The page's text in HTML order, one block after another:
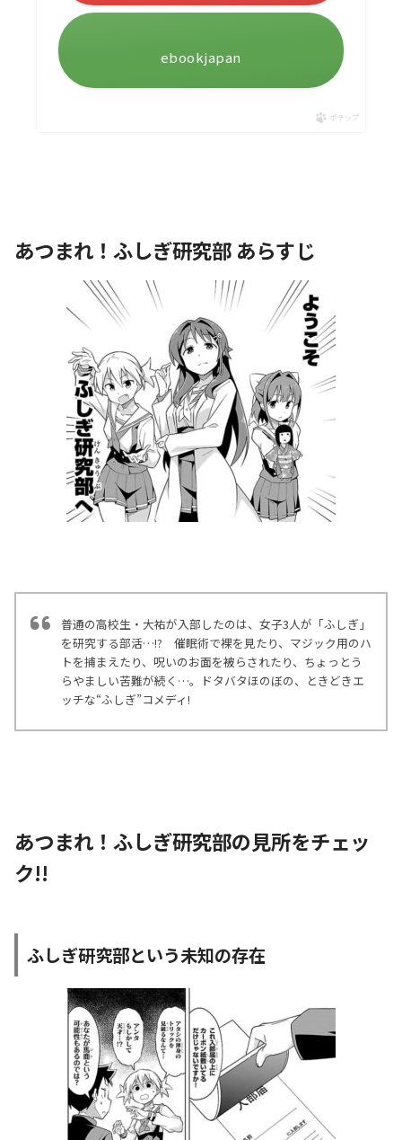
ebookjapan
ポチップ
あつまれ！ふしぎ研究部 あらすじ
普通の高校生・大祐が入部したのは、女子3人が「ふしぎ」
を研究する部活…!? 催眠術で裸を見たり、マジック用のハ
トを捕まえたり、呪いのお面を被らされたり、ちょっとう
らやましい苦難が続く…。ドタバタほのぼの、ときどきエ
ッチな“ふしぎ”コメディ!
あつまれ！ふしぎ研究部の見所をチェッ
ク!!
ふしぎ研究部という未知の存在